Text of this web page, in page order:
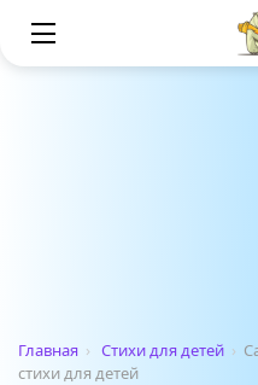
Главная › Стихи для детей ›
стихи для детей